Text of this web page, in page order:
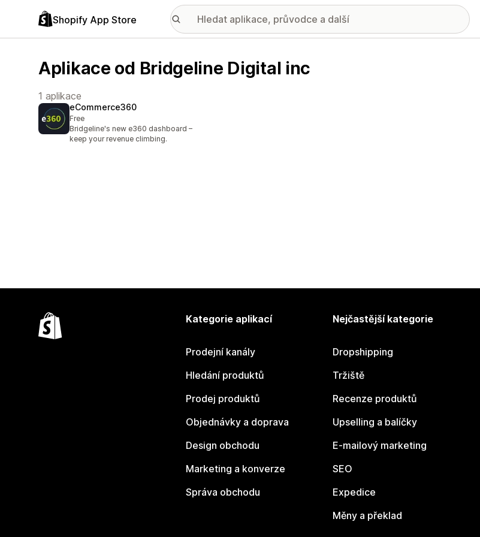
Shopify App Store
Aplikace od Bridgeline Digital inc
1 aplikace
eCommerce360
Free
Bridgeline's new e360 dashboard –
keep your revenue climbing.
Kategorie aplikací
Prodejní kanály
Hledání produktů
Prodej produktů
Objednávky a doprava
Design obchodu
Marketing a konverze
Správa obchodu
Nejčastější kategorie
Dropshipping
Tržiště
Recenze produktů
Upselling a balíčky
E-mailový marketing
SEO
Expedice
Měny a překlad